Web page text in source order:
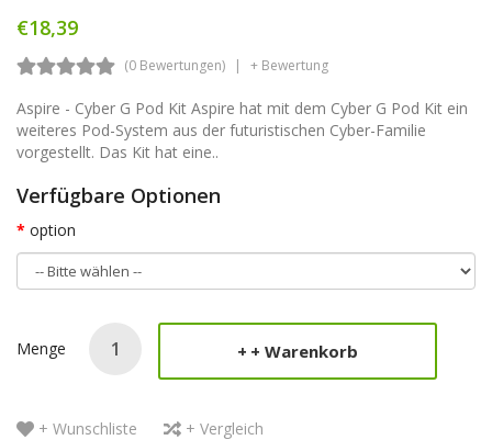
€18,39
(0 Bewertungen) + Bewertung
Aspire - Cyber G Pod Kit Aspire hat mit dem Cyber G Pod Kit ein
weiteres Pod-System aus der futuristischen Cyber-Familie
vorgestellt. Das Kit hat eine..
Verfügbare Optionen
option
Menge + Warenkorb
+ Wunschliste + Vergleich